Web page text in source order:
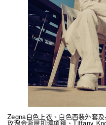
Zegna白色上衣、白色西裝外套
玫瑰金漸層扣環項鏈、Tiffany